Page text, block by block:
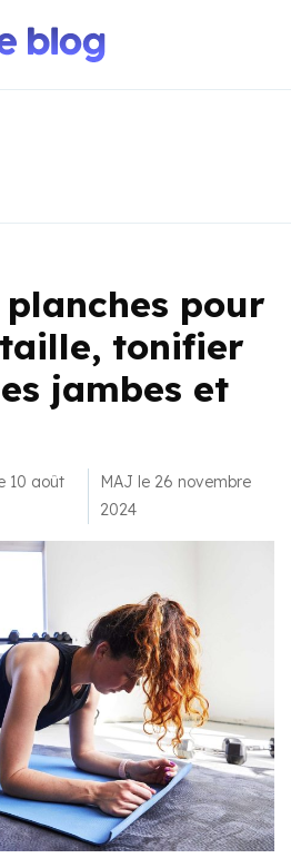
pour
tonifier
jambes et
10 août
MAJ le 26 novembre
2024